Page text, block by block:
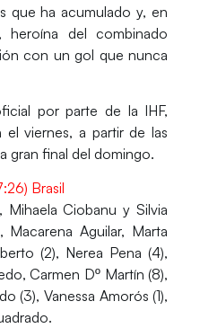
que ha acumulado y, en
heroína del combinado
con un gol que nunca
por parte de la IHF,
el viernes, a partir de las
gran final del domingo.
Brasil
Mihaela Ciobanu y Silvia
Macarena Aguilar, Marta
(2), Nerea Pena (4),
Carmen Dº Martín (8),
(3), Vanessa Amorós (1),